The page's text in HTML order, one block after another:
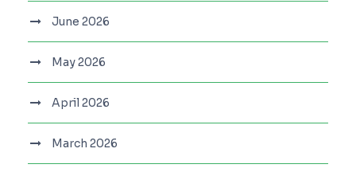
June 2026
May 2026
April 2026
March 2026